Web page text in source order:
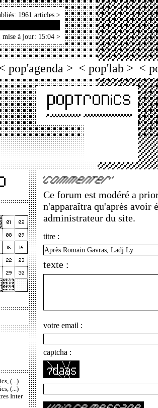
1961 articles >
mise à jour: 15:04 >
pop'agenda > < pop'lab > <
(...)
(...)
Inter
Ce forum est modéré a
n'apparaîtra qu'après avoir
administrateur du site.
titre :
texte :
votre email :
captcha :